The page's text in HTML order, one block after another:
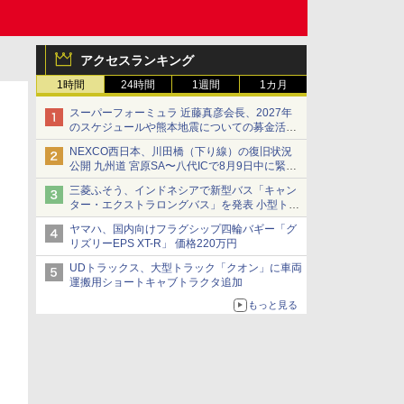
アクセスランキング
1時間 24時間 1週間 1カ月
スーパーフォーミュラ 近藤真彦会長、2027年
のスケジュールや熊本地震についての募金活動
を紹介
NEXCO西日本、川田橋（下り線）の復旧状況
公開 九州道 宮原SA〜八代ICで8月9日中に緊急
車両を通行可能に
三菱ふそう、インドネシアで新型バス「キャン
ター・エクストラロングバス」を発表 小型トラ
ックベースの観光・旅客輸送向けバス
ヤマハ、国内向けフラグシップ四輪バギー「グ
リズリーEPS XT-R」 価格220万円
UDトラックス、大型トラック「クオン」に車両
運搬用ショートキャブトラクタ追加
もっと見る